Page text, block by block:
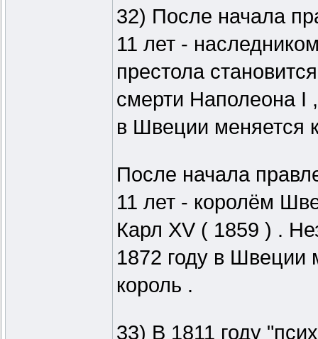
32) После начала
11 лет -
престола
смерти Наполеона I
в Швеции меняется
После начала
11 лет - королём
Карл XV ( 1859 ) .
1872 году в Швеции
король .
33) В 1811 году